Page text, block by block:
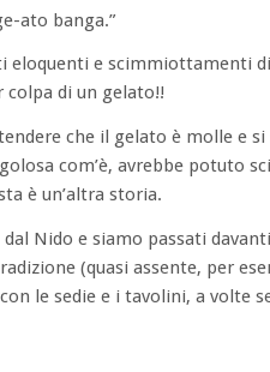
ato banga.”
eloquenti e scimmiottamenti
di un gelato!!
che il gelato è molle e
com’è, avrebbe potuto
è un’altra storia.
Nido e siamo passati
(quasi assente, per
le sedie e i tavolini, a volte